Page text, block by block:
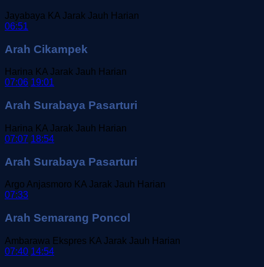
Jayabaya KA Jarak Jauh Harian
06:51
Arah Cikampek
Harina KA Jarak Jauh Harian
07:06 19:01
Arah Surabaya Pasarturi
Harina KA Jarak Jauh Harian
07:07 18:54
Arah Surabaya Pasarturi
Argo Anjasmoro KA Jarak Jauh Harian
07:33
Arah Semarang Poncol
Ambarawa Ekspres KA Jarak Jauh Harian
07:40 14:54